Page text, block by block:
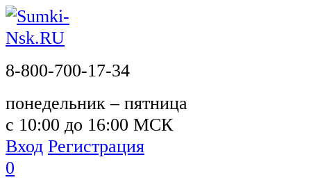
8-800-700-17-34
понедельник – пятница
с 10:00 до 16:00 МСК
Вход Регистрация
0